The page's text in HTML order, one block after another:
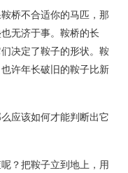
桥不合适你的马匹，那
无济于事。鞍桥的长
决定了鞍子的形状。鞍
许年长破旧的鞍子比新
应该如何才能判断出它
？把鞍子立到地上，用